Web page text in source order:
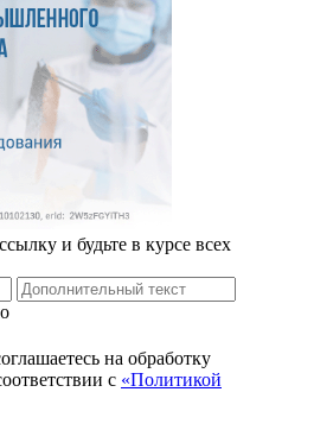
и будьте в курсе всех
на обработку
с «Политикой